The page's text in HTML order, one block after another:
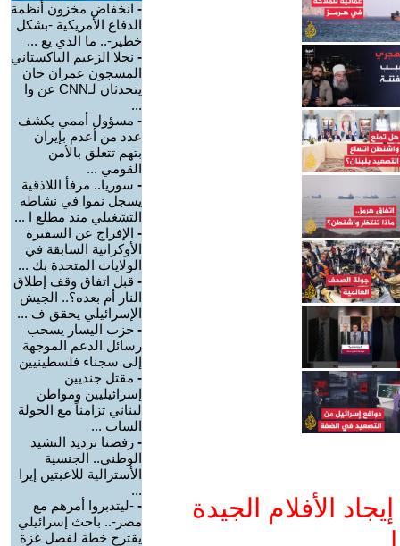
الأفلام الجيدة
- انخفاض مخزون أنظمة
الدفاع الأمريكية -بشكل
خطير-.. ما الذي يع ...
- نجلا الزعيم الباكستاني
المسجون عمران خان
يتحدثان لـCNN عن وا
...
- مسؤول أممي يكشف
عدد من أعدم بإيران
بتهم تتعلق بالأمن
القومي ...
- سوريا.. مرفأ اللاذقية
يسجل نموا في نشاطه
التشغيلي منذ مطلع ا ...
- الإفراج عن السفيرة
الأوكرانية السابقة في
الولايات المتحدة بك ...
- قبل اتفاق وقف إطلاق
النار أم بعده؟.. الجيش
الإسرائيلي يحقق ف ...
- حزب اليسار يسحب
رسائل الدعم الموجهة
إلى سجناء فلسطينيين
- مقتل جنديين
إسرائيليين ومواطن
لبناني تزامناً مع الجولة
الساب ...
- رفضتا ترديد النشيد
الوطني.. الجنسية
الأسترالية للاعبتين إيرا
...
- -ليتدبروا أمرهم مع
مصر-.. باحث إسرائيلي
يقترح خطة لفصل غزة